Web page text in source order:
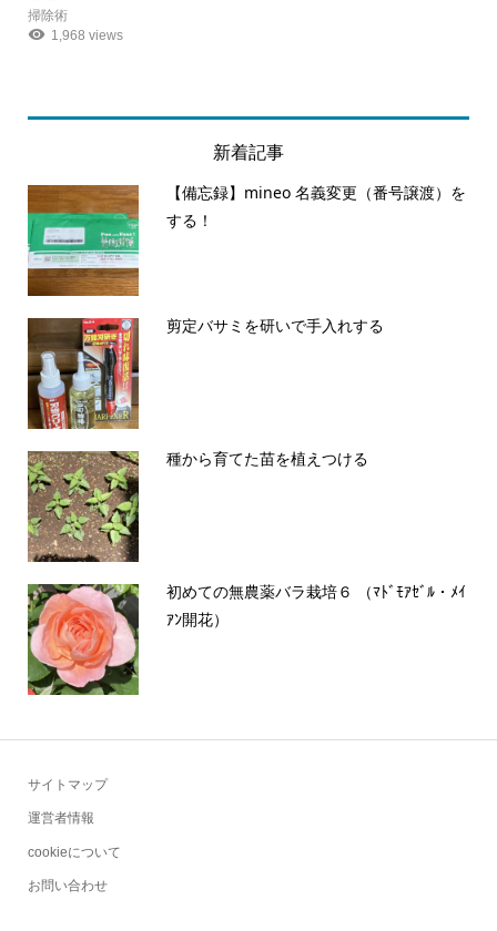
掃除術
1,968 views
新着記事
【備忘録】mineo 名義変更（番号譲渡）を
する！
剪定バサミを研いで手入れする
種から育てた苗を植えつける
初めての無農薬バラ栽培６ （ﾏﾄﾞﾓｱｾﾞﾙ・ﾒｲ
ｱﾝ開花）
サイトマップ
運営者情報
cookieについて
お問い合わせ